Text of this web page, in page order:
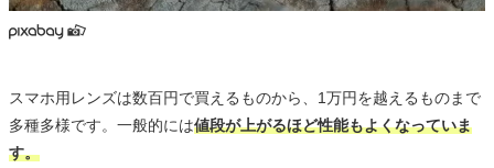
スマホ用レンズは数百円で買えるものから、1万円を越えるものまで
多種多様です。一般的には値段が上がるほど性能もよくなっていま
す。